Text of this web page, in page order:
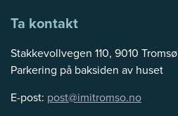
Ta kontakt
Stakkevollvegen 110, 9010 Tromsø
Parkering på baksiden av huset
E-post: post@imitromso.no